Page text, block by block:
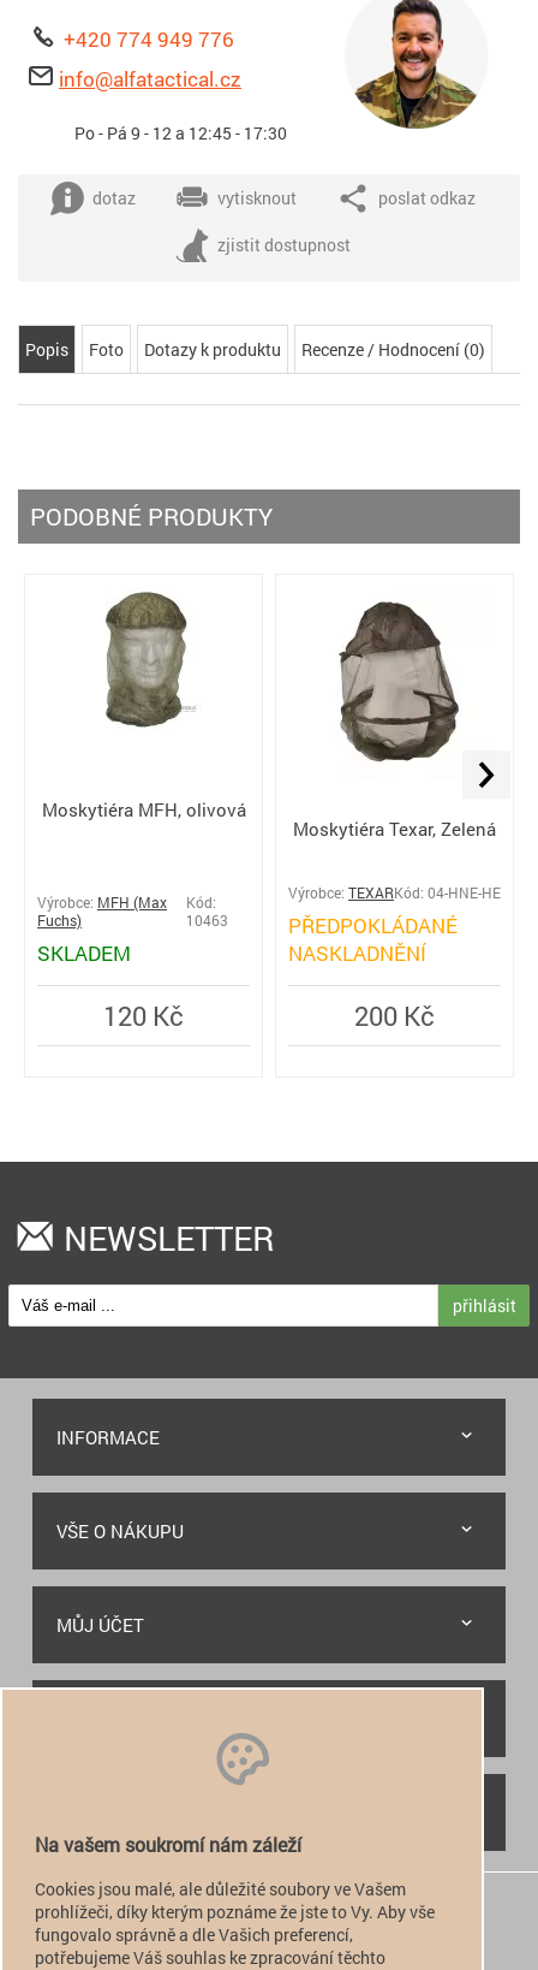
+420 774 949 776
info@alfatactical.cz
Po - Pá 9 - 12 a 12:45 - 17:30
dotaz vytisknout poslat odkaz
zjistit dostupnost
Popis Foto Dotazy k produktu Recenze / Hodnocení (0)
PODOBNÉ PRODUKTY
Moskytiéra MFH, olivová
Výrobce: MFH (Max
Fuchs)
Kód:
10463
SKLADEM
120 Kč
Moskytiéra Texar, Zelená
Výrobce: TEXARKód: 04-HNE-HE
PŘEDPOKLÁDANÉ
NASKLADNĚNÍ
200 Kč
NEWSLETTER
přihlásit
INFORMACE
VŠE O NÁKUPU
MŮJ ÚČET
 +420 774 949 776
 info@alfatactical.cz
Na vašem soukromí nám záleží
Cookies jsou malé, ale důležité soubory ve Vašem
prohlížeči, díky kterým poznáme že jste to Vy. Aby vše
fungovalo správně a dle Vašich preferencí,
potřebujeme Váš souhlas ke zpracování těchto